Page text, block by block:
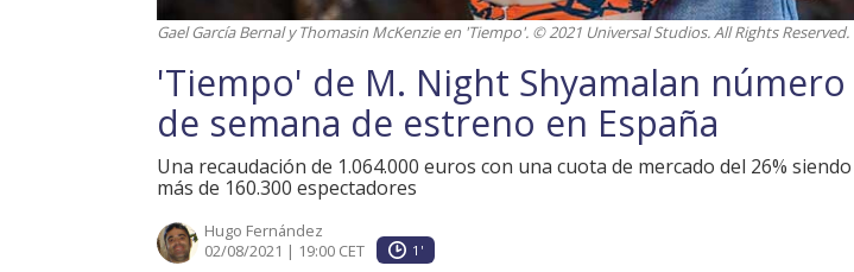
Gael García Bernal y Thomasin McKenzie en 'Tiempo'. © 2021 Universal Studios. All Rights Reserved.
'Tiempo' de M. Night Shyamalan
de semana de estreno en España
Una recaudación de 1.064.000 euros con una cuota de mercado del 26%
más de 160.300 espectadores
Hugo Fernández
02/08/2021 | 19:00 CET
1'